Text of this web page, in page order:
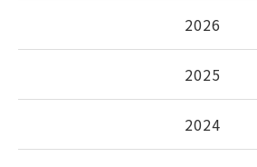
2026
2025
2024